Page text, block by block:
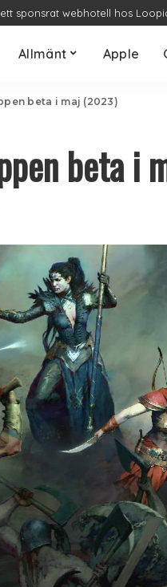
sponsrat webhotell hos
Allmänt Apple
beta i maj (2023)
beta i